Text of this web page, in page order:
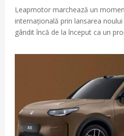
Leapmotor marchează un
internațională prin lansarea
gândit încă de la început ca un